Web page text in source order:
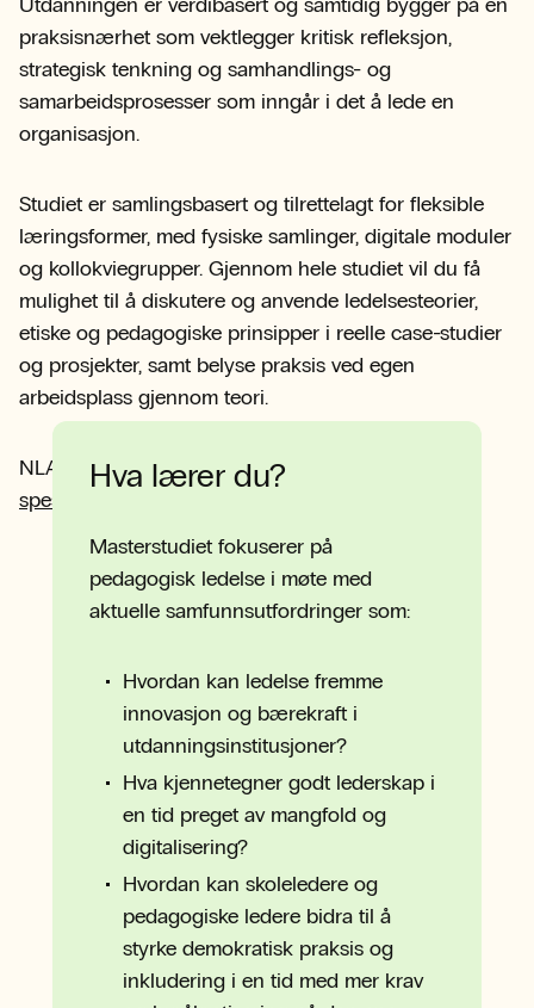
praksisnærhet som vektlegger kritisk refleksjon,
strategisk tenkning og samhandlings- og
samarbeidsprosesser som inngår i det å lede en
organisasjon.
Studiet er samlingsbasert og tilrettelagt for fleksible
læringsformer, med fysiske samlinger, digitale moduler
og kollokviegrupper. Gjennom hele studiet vil du få
mulighet til å diskutere og anvende ledelsesteorier,
etiske og pedagogiske prinsipper i reelle case-studier
og prosjekter, samt belyse praksis ved egen
arbeidsplass gjennom teori.
NLA tilbyr også mastergrader i
spesialpedagogikk
Hva lærer du?
Masterstudiet fokuserer på
pedagogisk ledelse i møte med
aktuelle samfunnsutfordringer som:
Hvordan kan ledelse fremme
innovasjon og bærekraft i
utdanningsinstitusjoner?
Hva kjennetegner godt lederskap i
en tid preget av mangfold og
digitalisering?
Hvordan kan skoleledere og
pedagogiske ledere bidra til å
styrke demokratisk praksis og
inkludering i en tid med mer krav